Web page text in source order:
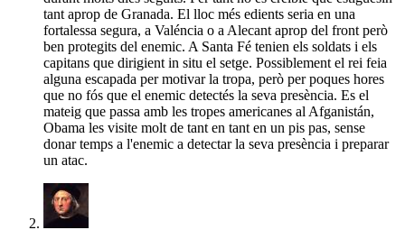
tant aprop de Granada. El lloc més edients seria en una
fortalessa segura, a Valéncia o a Alecant aprop del front però
ben protegits del enemic. A Santa Fé tenien els soldats i els
capitans que dirigient in situ el setge. Possiblement el rei feia
alguna escapada per motivar la tropa, però per poques hores
que no fós que el enemic detectés la seva presència. Es el
mateig que passa amb les tropes americanes al Afganistán,
Obama les visite molt de tant en tant en un pis pas, sense
donar temps a l'enemic a detectar la seva presència i preparar
un atac.